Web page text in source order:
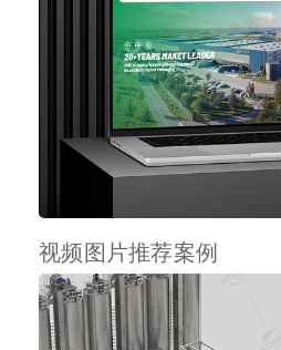
视频图片推荐案例